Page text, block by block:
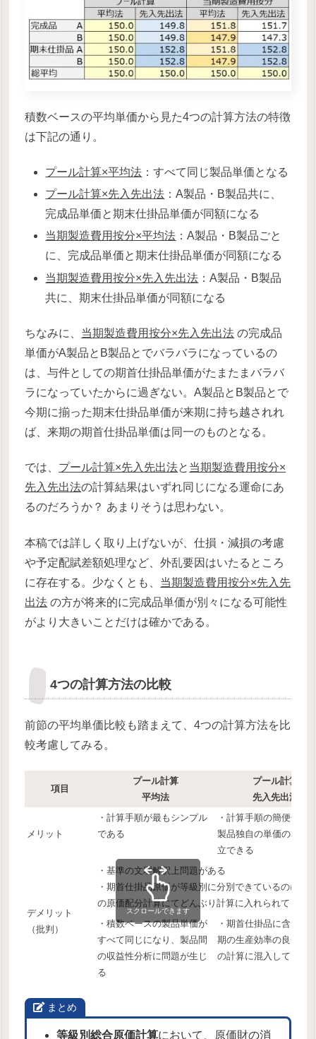
積数ベースの平均単価から見た4つの計算方法の特徴
は下記の通り。
プール計算×平均法 ：すべて同じ製品単価となる
プール計算×先入先出法 ：A製品・B製品共に、
完成品単価と期末仕掛品単価が同額になる
当期製造費用按分×平均法 ：A製品・B製品ごと
に、完成品単価と期末仕掛品単価が同額になる
当期製造費用按分×先入先出法 ：A製品・B製品
共に、期末仕掛品単価が同額になる
ちなみに、 当期製造費用按分×先入先出法 の完成品
単価がA製品とB製品とでバラバラになっているの
は、与件としての期首仕掛品単価がたまたまバラバ
ラになっていたからに過ぎない。A製品とB製品とで
今期に揃った期末仕掛品単価が来期に持ち越されれ
ば、来期の期首仕掛品単価は同一のものとなる。
では、 プール計算×先入先出法と 当期製造費用按分×
先入先出法の計算結果はいずれ同じになる運命にあ
るのだろうか？ あまりそうは思わない。
本稿では詳しく取り上げないが、仕損・減損の考慮
や予定配賦差額処理など、外乱要因はいたるところ
に存在する。少なくとも、 当期製造費用按分×先入先
出法 の方が将来的に完成品単価が別々になる可能性
がより大きいことだけは確かである。
4つの計算方法の比較
前節の平均単価比較も踏まえて、4つの計算方法を比
較考慮してみる。
項目
プール計算
平均法
プール計算
先入先出法
メリット
・計算手順が最もシンプル
である
・計算手順の簡便化と
製品独自の単価の算出
立できる
デメリット
（批判）
・基準の文理解釈上問題がある
・期首仕掛品原価が等級別に分別できているのに、
の原価配分計算にてどんぶり計算に入れられてしま
・積数ベースの製品単価が
すべて同じになり、製品間
の収益性分析に問題が生じ
る
・期首仕掛品に含まれ
期の生産効率の良否が
の計算に混入してしま
スクロールできます
まとめ
等級別総合原価計算において、原価財の消